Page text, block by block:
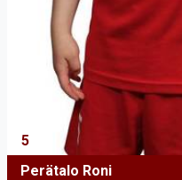
5
Perätalo Roni